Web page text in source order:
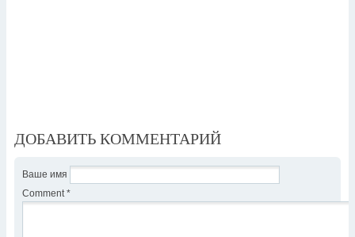
ДОБАВИТЬ КОММЕНТАРИЙ
Ваше имя
Comment *